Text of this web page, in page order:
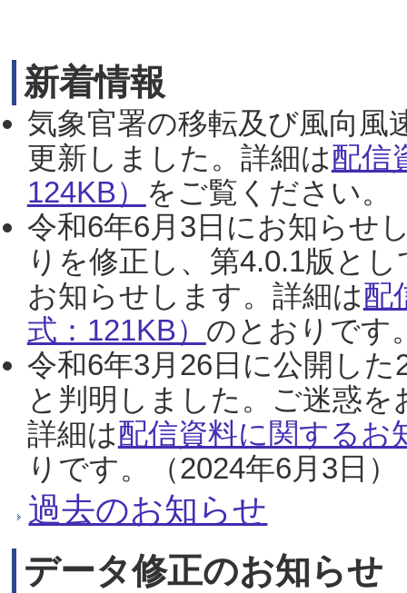
新着情報
気象官署の移転及び風向風
更新しました。詳細は配信
124KB） をご覧ください。
令和6年6月3日にお知らせ
りを修正し、第4.0.1版と
お知らせします。詳細は配
式：121KB） のとおりです
令和6年3月26日に公開し
と判明しました。ご迷惑
詳細は配信資料に関するお
りです。（2024年6月3日）
過去のお知らせ
データ修正のお知らせ